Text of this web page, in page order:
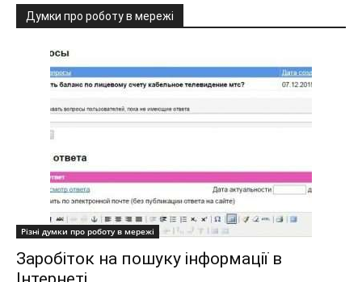
Думки про роботу в мережі
Різні думки про роботу в мережі
Заробіток на пошуку інформації в